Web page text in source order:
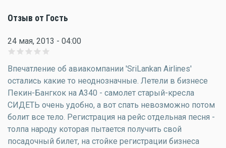
Отзыв от Гость
24 мая, 2013 - 04:00
Впечатление об авиакомпании 'SriLankan Airlines'
остались какие то неоднозначные. Летели в бизнесе
Пекин-Бангкок на А340 - самолет старый-кресла
СИДЕТЬ очень удобно, а вот спать невозможно потом
болит все тело. Регистрация на рейс отдельная песня -
толпа народу которая пытается получить свой
посадочный билет, на стойке регистрации бизнеса